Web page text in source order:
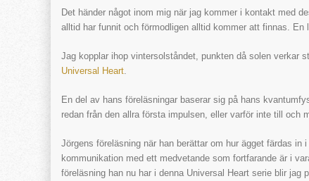
Det händer något inom mig när jag kommer i kontakt med
alltid har funnit och förmodligen alltid kommer att finnas.
Jag kopplar ihop vintersolståndet, punkten då solen verkar
Universal Heart.
En del av hans föreläsningar baserar sig på hans
redan från den allra första impulsen, eller varför inte till
Jörgens föreläsning när han berättar om hur ägget färdas
kommunikation med ett medvetande som fortfarande är i
föreläsning han nu har i denna Universal Heart serie blir